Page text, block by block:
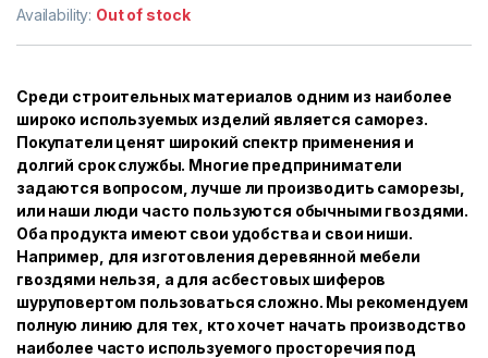
Availability: Out of stock
Среди строительных материалов одним из наиболее
широко используемых изделий является саморез.
Покупатели ценят широкий спектр применения и
долгий срок службы. Многие предприниматели
задаются вопросом, лучше ли производить саморезы,
или наши люди часто пользуются обычными гвоздями.
Оба продукта имеют свои удобства и свои ниши.
Например, для изготовления деревянной мебели
гвоздями нельзя, а для асбестовых шиферов
шуруповертом пользоваться сложно. Мы рекомендуем
полную линию для тех, кто хочет начать производство
наиболее часто используемого просторечия под